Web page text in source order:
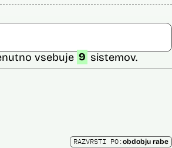
vsebuje 9 sistemov.
RAZVRSTI PO:obdobju rabe